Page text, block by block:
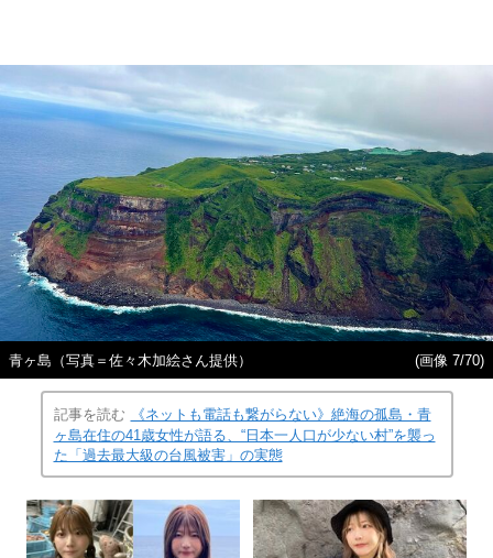
青ヶ島（写真＝佐々木加絵さん提供） (画像 7/70)
記事を読む
《ネットも電話も繋がらない》絶海の孤島・青
ヶ島在住の41歳女性が語る、“日本一人口が少ない村”を襲っ
た「過去最大級の台風被害」の実態